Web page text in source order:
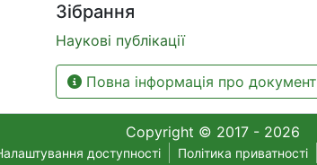
Зібрання
Наукові публікації
Повна інформація про документ
Copyright © 2017 - 2026
доступності Політика приватності